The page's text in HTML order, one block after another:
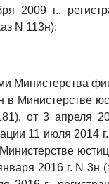
2009 г.,
N 113н):
Министерства
в Министерстве
от 3 апреля
11 июля 2014
2016 г. N 3н